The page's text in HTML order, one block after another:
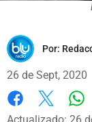
Por:
26 de Sept, 2020
Facebook
X
Actualizado: 26